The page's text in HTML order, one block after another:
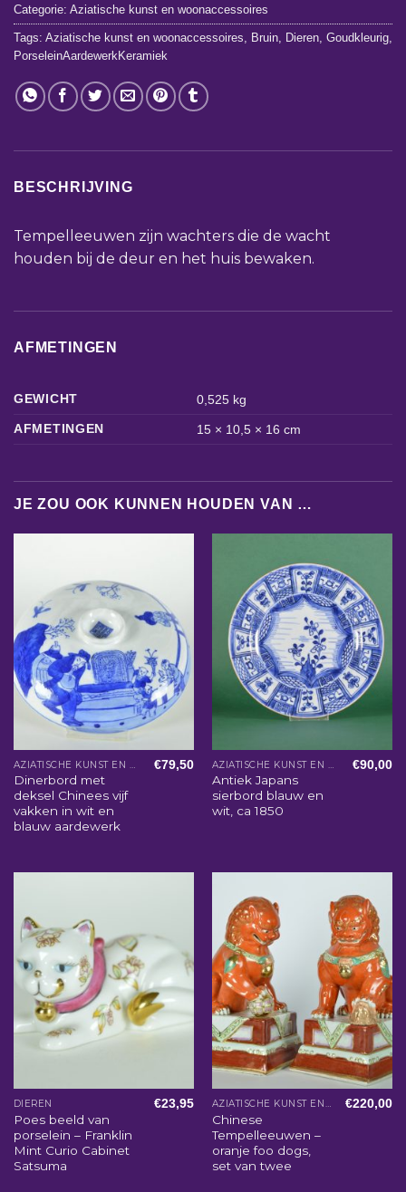
Categorie: Aziatische kunst en woonaccessoires
Tags: Aziatische kunst en woonaccessoires, Bruin, Dieren, Goudkleurig,
PorseleinAardewerkKeramiek
BESCHRIJVING
Tempelleeuwen zijn wachters die de wacht
houden bij de deur en het huis bewaken.
AFMETINGEN
GEWICHT
0,525 kg
AFMETINGEN
15 × 10,5 × 16 cm
JE ZOU OOK KUNNEN HOUDEN VAN …
AZIATISCHE KUNST EN WOONACCESSOIRES
Dinerbord met
deksel Chinees vijf
vakken in wit en
blauw aardewerk
€79,50 AZIATISCHE KUNST EN WOONACCESSOIRES
Antiek Japans
sierbord blauw en
wit, ca 1850
€90,00
DIEREN
Poes beeld van
porselein – Franklin
Mint Curio Cabinet
Satsuma
€23,95 AZIATISCHE KUNST EN WOONACCESSOIRES
Chinese
Tempelleeuwen –
oranje foo dogs,
set van twee
€220,00